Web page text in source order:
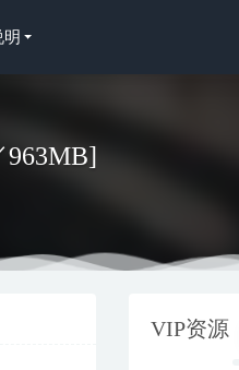
明
963MB]
VIP资源